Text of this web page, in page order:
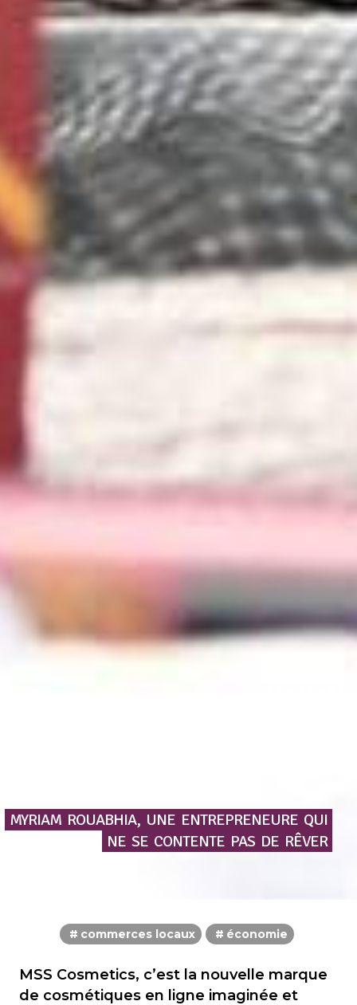
MYRIAM ROUABHIA, UNE ENTREPRENEURE QUI
NE SE CONTENTE PAS DE RÊVER
commerces locaux économie
MSS Cosmetics, c’est la nouvelle marque
de cosmétiques en ligne imaginée et